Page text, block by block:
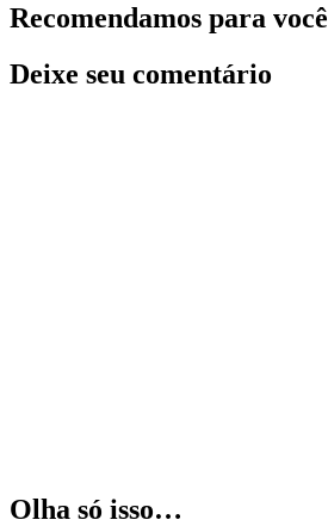
Recomendamos para você
Deixe seu comentário
Olha só isso…